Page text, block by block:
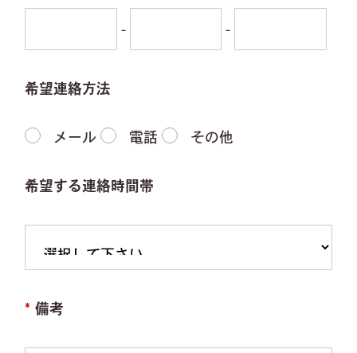
- -
希望連絡方法
メール 電話 その他
希望する連絡時間帯
* 備考